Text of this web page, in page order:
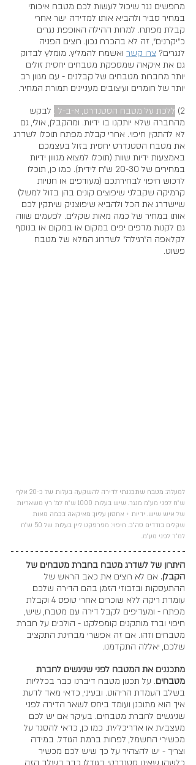
מחפשים נגר שיכול לעשות לכם מטבח איכותי
במחיר סביר ולהביא אותו למדידה ישר אחרי
קבלת מפתח. למרות ההילה האופפת נגרים
כ״יקרנים״, זה לא בהכרח נכון. רוצים הפניה
לנגרים? צרו קשר ואשמח להמליץ. מומלץ לבדוק
גם את איקאה שמספקת מטבחים יחסית זולים
יותר מחברות מטבחים של קבלנים - עם מגוון רב
יותר של חומרים ועיצובים מעניינים תמורת המחיר.
2) ללכת על מטבח הסטנדרט, א-ב-ל : לבקש
מהחברה שלא יותקנו בו ידיות. ומהקבלן, אולי, גם
לא להתקין חיפוי. אחרי קבלת מפתח תוכלו לשדרג
את מטבח הסטנדרט יחסית בזול בעצמכם
באמצעות ידיות שוות (תוכלו למצוא מגווון ידיות
במחירים של 20-30 ש״ח לידית). כמו כן, תוכלו
לרכוש חיפוי לבחירתכם (מעודפים או חנויות
קרמיקה שקבלני שיפוצים קונים בהן בזול למשל)
שיישדרג את הכל ולהביא שיפוצניק שיתקין לכם
אותו במחיר של כמה מאות שקלים. לפעמים שווה
גם לקנות מדפים יפים במקום או במקום או בנוסף
לקלאפה ה״רגילה״ לשדרוג המלא של מטבח
פשוט.
למעלה: מטבח שתכננתי לדירה להשקעה בעלות של כ-20 אלף
ש״ח לפני מע״מ מנגר. שיש בעלות 1000 ש״ח למ׳ רץ משאריות
של איש שיש. ידיות + אחסון עליון: מאיקאה בכמה מאות
שקלים בודדים סה״כ. חיפוי: מפרפקט ליין בעלות של 50 ש״ח
למ״ר לפני מע״מ.
היתרון של לשדרג מטבח בחברת מטבחים של
הקבלן. אם לא רוצים את כאב הראש של
ההתעסקות ובזבוזי הזמן בהם הדירה שלכם
עומדת ריקה ללא שוכרים אחרי טופס 4 וקבלת
מפתח - ומעדיפים לקבל דירה עם מטבח, שיש,
חיפוי וברז מותקנים קומפלקט - הולכים על חברת
מטבחים וזהו. אם זה אפשרי מבחינת התקציב
שלכם, יאללה התקדמנו.
מתכננים את המטבח לפני שניגשים לחברת
מטבחים. על תכנון מטבח דיברנו כבר בכלליות
בשלב העמדת הריהוט. ובעיני, כדאי מאד לדעת
איך הוא מתוכנן ועומד ביחס לשאר הדירה לפני
שניגשים לחברת מטבחים. בעיקר אם יש לכם
מעצב/ת או אדריכל/ית. כמו כן, כדאי להסגר על
מכשירי החשמל, לפחות ברמת הגודל. במידה
וצריך - יש להצהיר על כך שיש לכם מכשיר